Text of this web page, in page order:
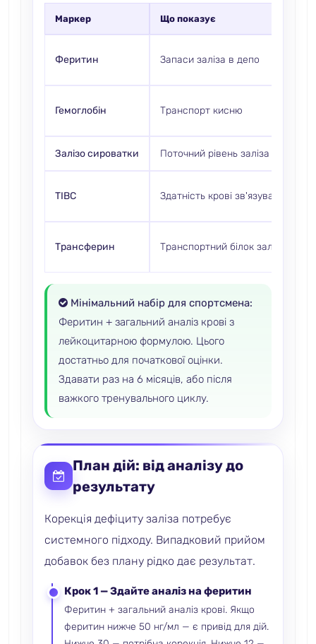
Маркер Що показує
Феритин Запаси заліза в депо
Гемоглобін Транспорт кисню
Залізо сироватки Поточний рівень заліза
TIBC Здатність крові зв'язувати залізо
Трансферин Транспортний білок заліза
Мінімальний набір для спортсмена:
Феритин + загальний аналіз крові з
лейкоцитарною формулою. Цього
достатньо для початкової оцінки.
Здавати раз на 6 місяців, або після
важкого тренувального циклу.
План дій: від аналізу до
результату
Корекція дефіциту заліза потребує
системного підходу. Випадковий прийом
добавок без плану рідко дає результат.
Крок 1 — Здайте аналіз на феритин
Феритин + загальний аналіз крові. Якщо
феритин нижче 50 нг/мл — є привід для дій.